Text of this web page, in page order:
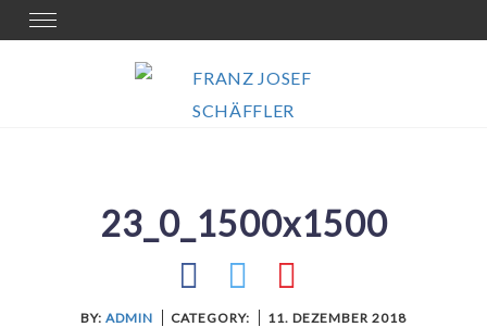
Skip
to
Toggle
navigation
23_0_1500x1500
BY: ADMIN CATEGORY: 11. DEZEMBER 2018